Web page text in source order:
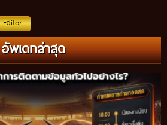
Editor
อัพเดทล่าสุด